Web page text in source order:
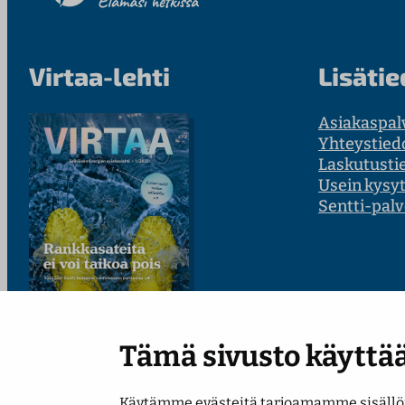
Tämä sivusto
Virtaa-lehti
Lue uusin numero
Usein
Sentti-